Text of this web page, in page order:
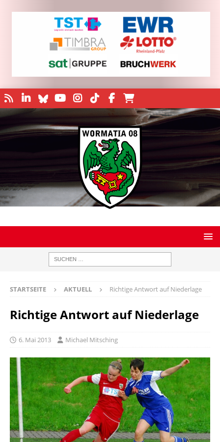
STARTSEITE AKTUELL Richtige Antwort auf Niederlage
Richtige Antwort auf Niederlage
6. Mai 2013 Michael Mitsching